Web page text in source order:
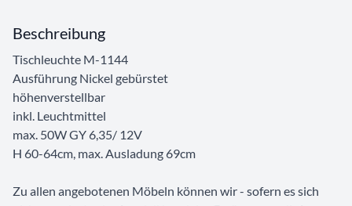
Beschreibung
Tischleuchte M-1144
Ausführung Nickel gebürstet
höhenverstellbar
inkl. Leuchtmittel
max. 50W GY 6,35/ 12V
H 60-64cm, max. Ausladung 69cm
Zu allen angebotenen Möbeln können wir - sofern es sich